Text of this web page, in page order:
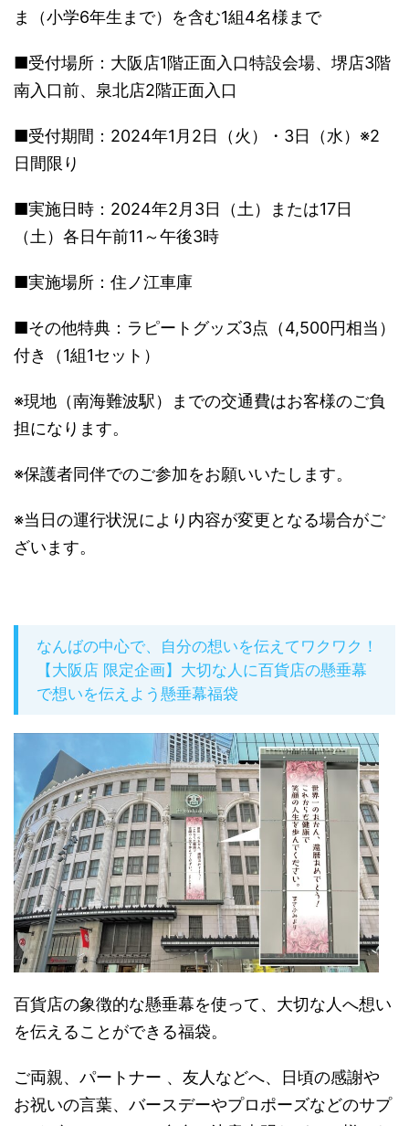
ま（小学6年生まで）を含む1組4名様まで
■受付場所：大阪店1階正面入口特設会場、堺店3階
南入口前、泉北店2階正面入口
■受付期間：2024年1月2日（火）・3日（水）※2
日間限り
■実施日時：2024年2月3日（土）または17日
（土）各日午前11～午後3時
■実施場所：住ノ江車庫
■その他特典：ラピートグッズ3点（4,500円相当）
付き（1組1セット）
※現地（南海難波駅）までの交通費はお客様のご負
担になります。
※保護者同伴でのご参加をお願いいたします。
※当日の運行状況により内容が変更となる場合がご
ざいます。
なんばの中心で、自分の想いを伝えてワクワク！
【大阪店 限定企画】大切な人に百貨店の懸垂幕
で想いを伝えよう懸垂幕福袋
百貨店の象徴的な懸垂幕を使って、大切な人へ想い
を伝えることができる福袋。
ご両親、パートナー 、友人などへ、日頃の感謝や
お祝いの言葉、バースデーやプロポーズなどのサプ